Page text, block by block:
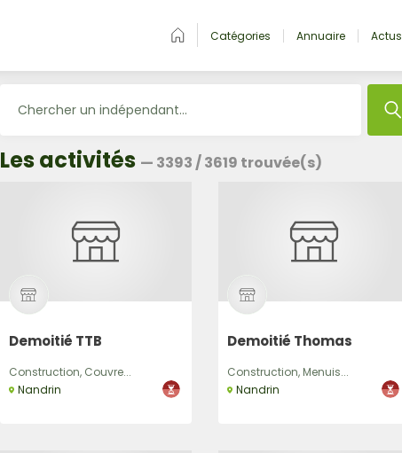
Catégories Annuaire Actus
Les activités — 3393/3619 trouvée(s)
Demoitié TTB
Construction, Couvre...
Nandrin
Demoitié Thomas
Construction, Menuis...
Nandrin